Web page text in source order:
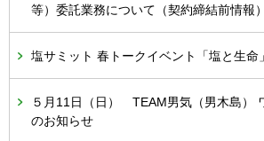
等）委託業務について（契約締結前情報）
塩サミット 春トークイベント「塩と生命
５月11日（日） TEAM男気（男木島）
のお知らせ